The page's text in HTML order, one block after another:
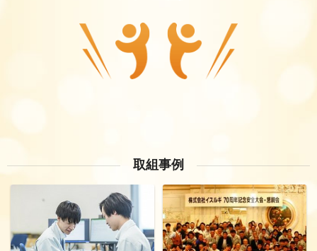
取組事例